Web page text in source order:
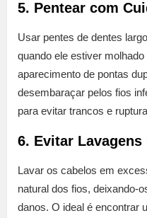
5. Pentear com
Usar pentes de dentes
quando ele estiver
aparecimento de pontas
desembaraçar pelos fios
para evitar trancos e
6. Evitar Lavagens
Lavar os cabelos em
natural dos fios, deixando-
danos. O ideal é encontrar